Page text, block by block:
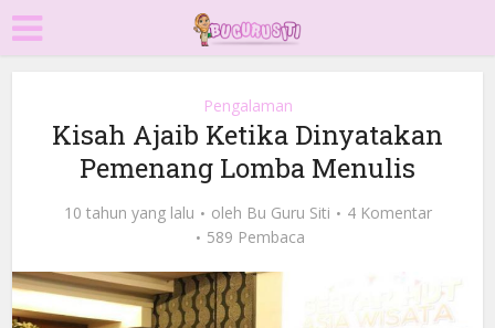
Pengalaman
Kisah Ajaib Ketika Dinyatakan
Pemenang Lomba Menulis
10 tahun yang lalu oleh Bu Guru Siti
4 Komentar
589 Pembaca